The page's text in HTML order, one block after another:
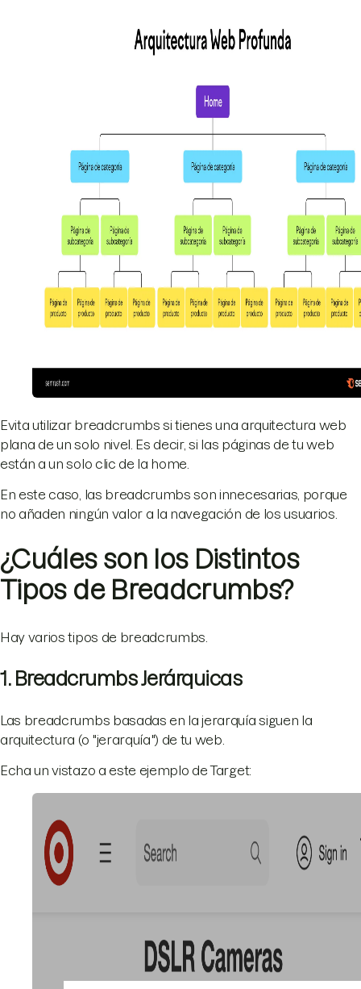
Evita utilizar breadcrumbs si tienes una arquitectura web
plana de un solo nivel. Es decir, si las páginas de tu web
están a un solo clic de la home.
En este caso, las breadcrumbs son innecesarias, porque
no añaden ningún valor a la navegación de los usuarios.
¿Cuáles son los Distintos
Tipos de Breadcrumbs?
Hay varios tipos de breadcrumbs.
1. Breadcrumbs Jerárquicas
Las breadcrumbs basadas en la jerarquía siguen la
arquitectura (o "jerarquía") de tu web.
Echa un vistazo a este ejemplo de Target: